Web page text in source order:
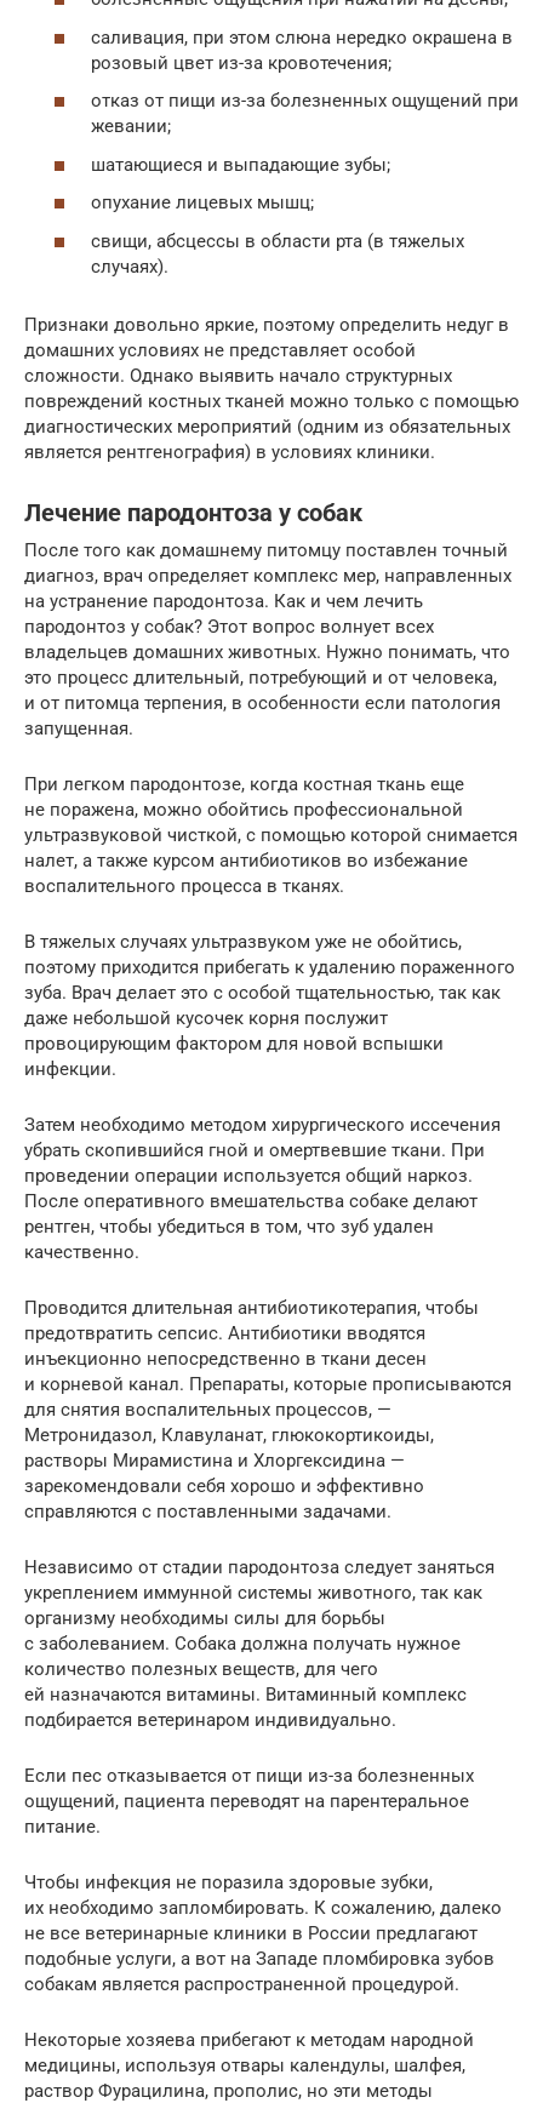
саливация, при этом слюна нередко окрашена в
розовый цвет из-за кровотечения;
отказ от пищи из-за болезненных ощущений при
жевании;
шатающиеся и выпадающие зубы;
опухание лицевых мышц;
свищи, абсцессы в области рта (в тяжелых
случаях).
Признаки довольно яркие, поэтому определить недуг в
домашних условиях не представляет особой
сложности. Однако выявить начало структурных
повреждений костных тканей можно только с помощью
диагностических мероприятий (одним из обязательных
является рентгенография) в условиях клиники.
Лечение пародонтоза у собак
После того как домашнему питомцу поставлен точный
диагноз, врач определяет комплекс мер, направленных
на устранение пародонтоза. Как и чем лечить
пародонтоз у собак? Этот вопрос волнует всех
владельцев домашних животных. Нужно понимать, что
это процесс длительный, потребующий и от человека,
и от питомца терпения, в особенности если патология
запущенная.
При легком пародонтозе, когда костная ткань еще
не поражена, можно обойтись профессиональной
ультразвуковой чисткой, с помощью которой снимается
налет, а также курсом антибиотиков во избежание
воспалительного процесса в тканях.
В тяжелых случаях ультразвуком уже не обойтись,
поэтому приходится прибегать к удалению пораженного
зуба. Врач делает это с особой тщательностью, так как
даже небольшой кусочек корня послужит
провоцирующим фактором для новой вспышки
инфекции.
Затем необходимо методом хирургического иссечения
убрать скопившийся гной и омертвевшие ткани. При
проведении операции используется общий наркоз.
После оперативного вмешательства собаке делают
рентген, чтобы убедиться в том, что зуб удален
качественно.
Проводится длительная антибиотикотерапия, чтобы
предотвратить сепсис. Антибиотики вводятся
инъекционно непосредственно в ткани десен
и корневой канал. Препараты, которые прописываются
для снятия воспалительных процессов, —
Метронидазол, Клавуланат, глюкокортикоиды,
растворы Мирамистина и Хлоргексидина —
зарекомендовали себя хорошо и эффективно
справляются с поставленными задачами.
Независимо от стадии пародонтоза следует заняться
укреплением иммунной системы животного, так как
организму необходимы силы для борьбы
с заболеванием. Собака должна получать нужное
количество полезных веществ, для чего
ей назначаются витамины. Витаминный комплекс
подбирается ветеринаром индивидуально.
Если пес отказывается от пищи из-за болезненных
ощущений, пациента переводят на парентеральное
питание.
Чтобы инфекция не поразила здоровые зубки,
их необходимо запломбировать. К сожалению, далеко
не все ветеринарные клиники в России предлагают
подобные услуги, а вот на Западе пломбировка зубов
собакам является распространенной процедурой.
Некоторые хозяева прибегают к методам народной
медицины, используя отвары календулы, шалфея,
раствор Фурацилина, прополис, но эти методы